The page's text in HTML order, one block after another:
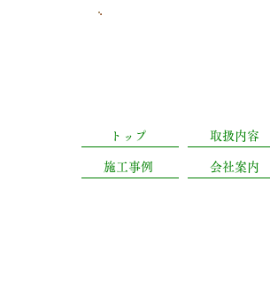
トップ 取扱内容
施工事例 会社案内